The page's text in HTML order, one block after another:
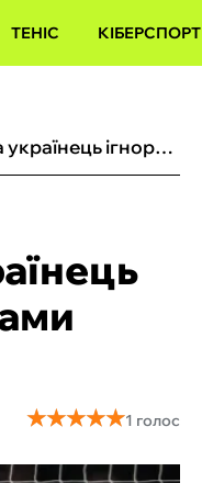
ТЕНІС КІБЕРСПОРТ
Сафонов і Забарний: росіянин та українець ігнорують один одного перед камерами після скандалу Малиновського
★★★★★
★★★★★1 голос